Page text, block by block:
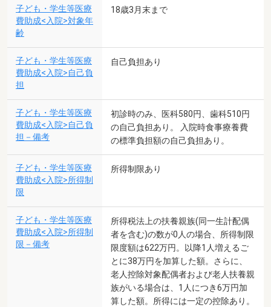
子ども・学生等医療
費助成<入院>対象年
齢
18歳3月末まで
子ども・学生等医療
費助成<入院>自己負
担
自己負担あり
子ども・学生等医療
費助成<入院>自己負
担－備考
初診時のみ、医科580円、歯科510円
の自己負担あり。 入院時食事療養費
の標準負担額の自己負担あり。
子ども・学生等医療
費助成<入院>所得制
限
所得制限あり
子ども・学生等医療
費助成<入院>所得制
限－備考
所得税法上の扶養親族(同一生計配偶
者を含む)の数が0人の場合、所得制限
限度額は622万円。以降1人増えるご
とに38万円を加算した額。さらに、
老人控除対象配偶者および老人扶養親
族がいる場合は、1人につき6万円加
算した額。所得には一定の控除あり。